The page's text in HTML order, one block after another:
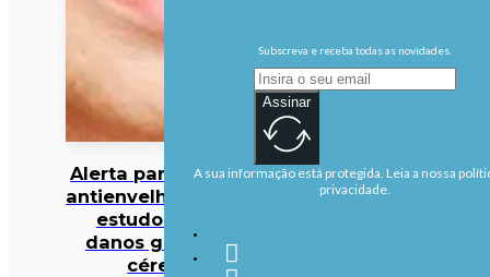
Alerta para cocktail
antienvelhecimento:
estudo deteta
danos graves no
cérebro
Subscreva e receba todas as novidades.
Assinar
A sua informação está protegida. Leia a nossa
privacidade.